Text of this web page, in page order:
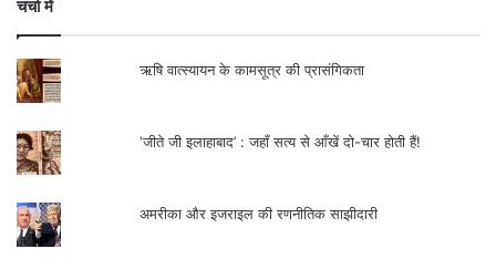
चर्चा में
ऋषि वात्स्यायन के कामसूत्र की प्रासंगिकता
‘जीते जी इलाहाबाद’ : जहाँ सत्य से आँखें दो-चार होती हैं!
अमरीका और इजराइल की रणनीतिक साझीदारी